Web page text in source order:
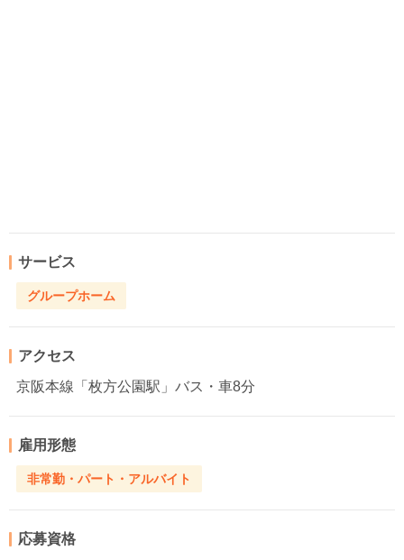
サービス
グループホーム
アクセス
京阪本線「枚方公園駅」バス・車8分
雇用形態
非常勤・パート・アルバイト
応募資格